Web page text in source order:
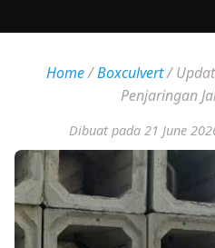
Home/Boxculvert/
Penjaringan
Dibuat pada 21 June